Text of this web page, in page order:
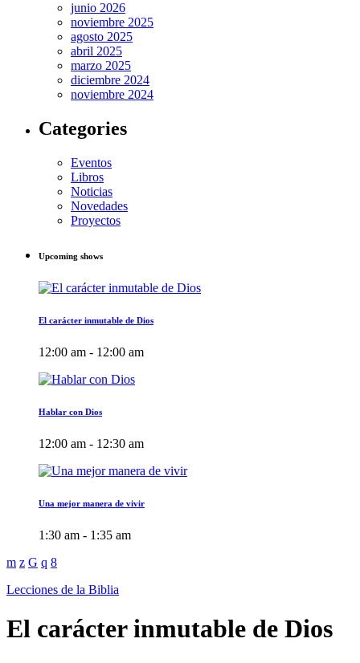
junio 2026
noviembre 2025
agosto 2025
abril 2025
marzo 2025
diciembre 2024
noviembre 2024
Categories
Eventos
Libros
Noticias
Novedades
Proyectos
Upcoming shows
El carácter inmutable de Dios
12:00 am - 12:00 am
Hablar con Dios
12:00 am - 12:30 am
Una mejor manera de vivir
1:30 am - 1:35 am
Lecciones de la Biblia
El carácter inmutable de Dios